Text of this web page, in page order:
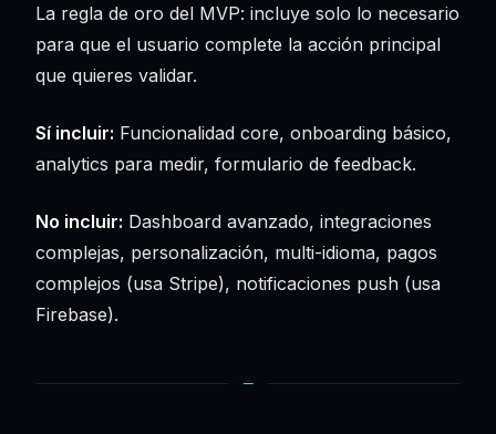
La regla de oro del MVP: incluye solo lo necesario
para que el usuario complete la acción principal
que quieres validar.
Sí incluir: Funcionalidad core, onboarding básico,
analytics para medir, formulario de feedback.
No incluir: Dashboard avanzado, integraciones
complejas, personalización, multi-idioma, pagos
complejos (usa Stripe), notificaciones push (usa
Firebase).